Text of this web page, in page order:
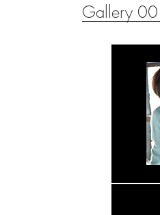
Gallery 001